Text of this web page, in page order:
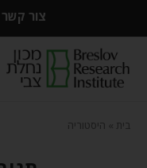
צור קשר
בית היסטוריה